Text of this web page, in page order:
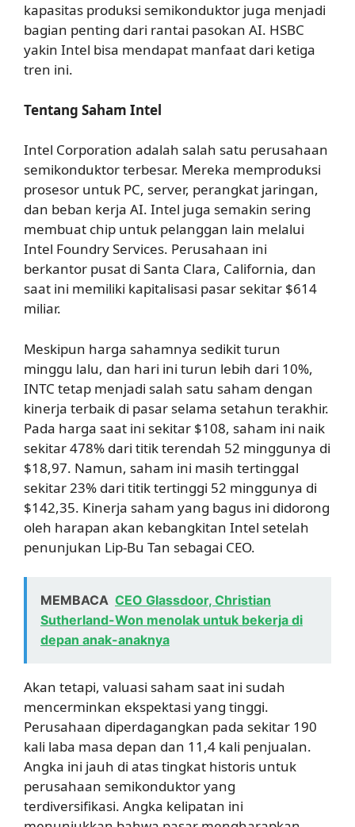
kapasitas produksi semikonduktor juga menjadi
bagian penting dari rantai pasokan AI. HSBC
yakin Intel bisa mendapat manfaat dari ketiga
tren ini.
Tentang Saham Intel
Intel Corporation adalah salah satu perusahaan
semikonduktor terbesar. Mereka memproduksi
prosesor untuk PC, server, perangkat jaringan,
dan beban kerja AI. Intel juga semakin sering
membuat chip untuk pelanggan lain melalui
Intel Foundry Services. Perusahaan ini
berkantor pusat di Santa Clara, California, dan
saat ini memiliki kapitalisasi pasar sekitar $614
miliar.
Meskipun harga sahamnya sedikit turun
minggu lalu, dan hari ini turun lebih dari 10%,
INTC tetap menjadi salah satu saham dengan
kinerja terbaik di pasar selama setahun terakhir.
Pada harga saat ini sekitar $108, saham ini naik
sekitar 478% dari titik terendah 52 minggunya di
$18,97. Namun, saham ini masih tertinggal
sekitar 23% dari titik tertinggi 52 minggunya di
$142,35. Kinerja saham yang bagus ini didorong
oleh harapan akan kebangkitan Intel setelah
penunjukan Lip-Bu Tan sebagai CEO.
MEMBACA CEO Glassdoor, Christian
Sutherland-Won menolak untuk bekerja di
depan anak-anaknya
Akan tetapi, valuasi saham saat ini sudah
mencerminkan ekspektasi yang tinggi.
Perusahaan diperdagangkan pada sekitar 190
kali laba masa depan dan 11,4 kali penjualan.
Angka ini jauh di atas tingkat historis untuk
perusahaan semikonduktor yang
terdiversifikasi. Angka kelipatan ini